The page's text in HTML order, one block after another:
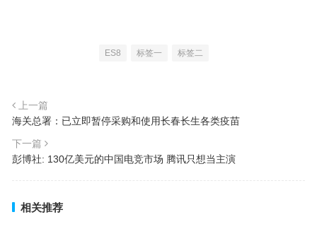
ES8 标签一 标签二
上一篇
海关总署：已立即暂停采购和使用长春长生各类疫苗
下一篇
彭博社: 130亿美元的中国电竞市场 腾讯只想当主演
相关推荐